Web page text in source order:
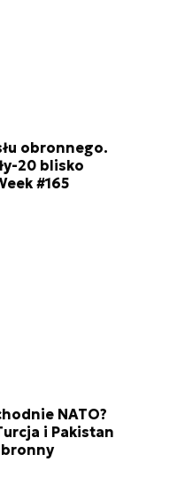
obronnego.
20 blisko
#165
NATO?
i Pakistan